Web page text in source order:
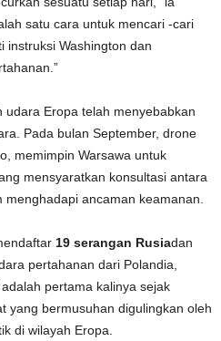
satu cara untuk mencari -cari
instruksi Washington dan
Eropa telah menyebabkan
Pada bulan September, drone
memimpin Warsawa untuk
mensyaratkan konsultasi antara
ancaman keamanan.
19 serangan Rusiadan
pertahanan dari Polandia,
pertama kalinya sejak
yang bermusuhan digulingkan oleh
di wilayah Eropa.